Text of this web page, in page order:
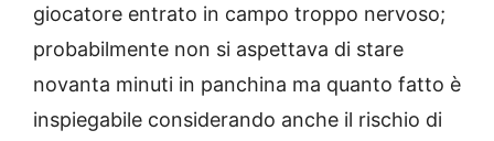
giocatore entrato in campo troppo nervoso;
probabilmente non si aspettava di stare
novanta minuti in panchina ma quanto fatto è
inspiegabile considerando anche il rischio di